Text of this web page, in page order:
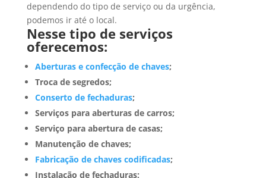
dependendo do tipo de serviço ou da urgência,
podemos ir até o local.
Nesse tipo de serviços
oferecemos:
Aberturas e confecção de chaves;
Troca de segredos;
Conserto de fechaduras;
Serviços para aberturas de carros;
Serviço para abertura de casas;
Manutenção de chaves;
Fabricação de chaves codificadas;
Instalação de fechaduras;